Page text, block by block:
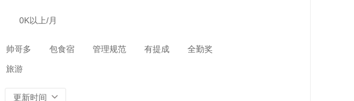
0K以上/月
帅哥多 包食宿 管理规范 有提成 全勤奖
旅游
更新时间